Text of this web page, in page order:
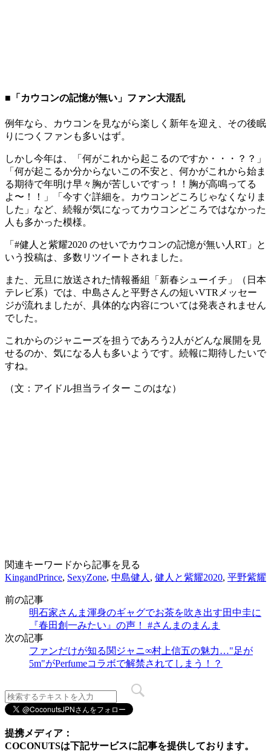
■「カウコンの記憶が無い」ファン大混乱
例年なら、カウコンを見ながら楽しく新年を迎え、その後眠
りにつくファンも多いはず。
しかし今年は、「何がこれから起こるのですか・・・？？」
「何が起こるか分からないこの不安と、何かがこれから始ま
る期待で年明け早々胸が苦しいですっ！！胸が高鳴ってる
よ〜！！」「今すぐ詳細を。カウコンどころじゃなくなりま
した」など、続報が気になってカウコンどころではなかった
人も多かった模様。
「#健人と紫耀2020 のせいでカウコンの記憶が無い人RT」と
いう投稿は、多数リツイートされました。
また、元旦に放送された情報番組「新春シューイチ」（日本
テレビ系）では、中島さんと平野さんの短いVTRメッセー
ジが流れましたが、具体的な内容については発表されません
でした。
これからのジャニーズを担うであろう2人がどんな展開を見
せるのか、気になる人も多いようです。続報に期待したいで
すね。
（文：アイドル担当ライター このはな）
関連キーワードから記事を見る
KingandPrince, SexyZone, 中島健人, 健人と紫耀2020, 平野紫耀
前の記事
明石家さんま渾身のギャグでお茶を吹き出す田中圭に
『春田創一みたい』の声！ #さんまのまんま
次の記事
ファンだけが知る関ジャニ∞村上信五の魅力…"足が
5m"がPerfumeコラボで解禁されてしまう！？
提携メディア：
COCONUTSは下記サービスに記事を提供しております。